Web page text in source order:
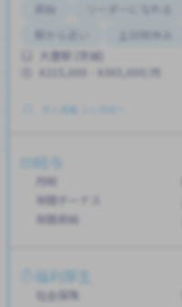
昇給
駅から近い
土日祝休み
大甕駅 (茨城)
¥215,000 - ¥365,000/月
求人掲載 ３ヶ月前〜
給与
月給
年間ボーナス
年間昇給
福利厚生
社会保険